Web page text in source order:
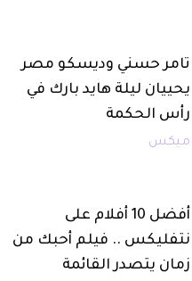
تامر حسني وديسكو مصر
يحييان ليلة هايد بارك في
رأس الحكمة
ميكس
أفضل 10 أفلام على
نتفليكس .. فيلم أحبك من
زمان يتصدر القائمة